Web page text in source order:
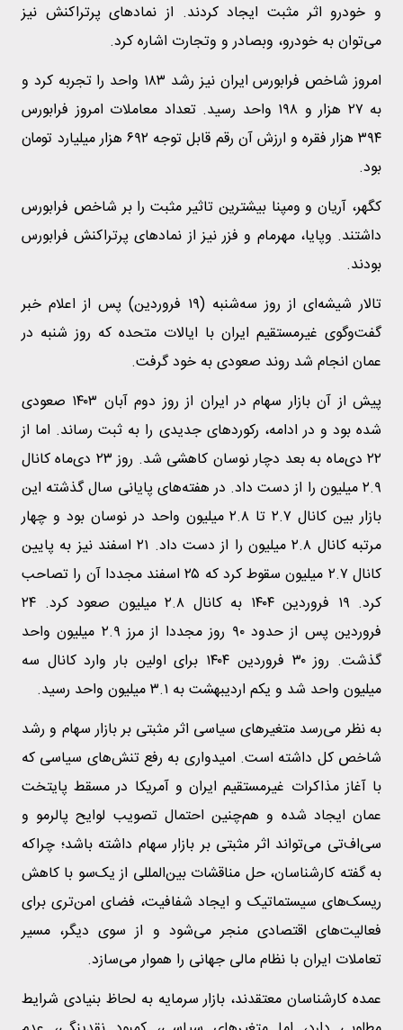
و خودرو اثر مثبت ایجاد کردند. از نمادهای پرتراکنش نیز
می‌توان به خودرو، وبصادر و وتجارت اشاره کرد.
امروز شاخص فرابورس ایران نیز رشد ۱۸۳ واحد را تجربه کرد و
به ۲۷ هزار و ۱۹۸ واحد رسید. تعداد معاملات امروز فرابورس
۳۹۴ هزار فقره و ارزش آن رقم قابل توجه ۶۹۲ هزار میلیارد تومان
بود.
کگهر، آریان و ومپنا بیشترین تاثیر مثبت را بر شاخص فرابورس
داشتند. وپایا، مهرمام و فزر نیز از نمادهای پرتراکنش فرابورس
بودند.
تالار شیشه‌ای از روز سه‌شنبه (۱۹ فروردین) پس از اعلام خبر
گفت‌وگوی غیرمستقیم ایران با ایالات متحده که روز شنبه در
عمان انجام شد روند صعودی به خود گرفت.
پیش از آن بازار سهام در ایران از روز دوم آبان ۱۴۰۳ صعودی
شده بود و در ادامه، رکوردهای جدیدی را به ثبت رساند. اما از
۲۲ دی‌ماه به بعد دچار نوسان کاهشی شد. روز ۲۳ دی‌ماه کانال
۲.۹ میلیون را از دست داد. در هفته‌های پایانی سال گذشته این
بازار بین کانال ۲.۷ تا ۲.۸ میلیون واحد در نوسان بود و چهار
مرتبه کانال ۲.۸ میلیون را از دست داد. ۲۱ اسفند نیز به پایین
کانال ۲.۷ میلیون سقوط کرد که ۲۵ اسفند مجددا آن را تصاحب
کرد. ۱۹ فروردین ۱۴۰۴ به کانال ۲.۸ میلیون صعود کرد. ۲۴
فروردین پس از حدود ۹۰ روز مجددا از مرز ۲.۹ میلیون واحد
گذشت. روز ۳۰ فروردین ۱۴۰۴ برای اولین بار وارد کانال سه
میلیون واحد شد و یکم اردیبهشت به ۳.۱ میلیون واحد رسید.
به نظر می‌رسد متغیرهای سیاسی اثر مثبتی بر بازار سهام و رشد
شاخص کل داشته است. امیدواری به رفع تنش‌های سیاسی که
با آغاز مذاکرات غیرمستقیم ایران و آمریکا در مسقط پایتخت
عمان ایجاد شده و هم‌چنین احتمال تصویب لوایح پالرمو و
سی‌اف‌تی می‌تواند اثر مثبتی بر بازار سهام داشته باشد؛ چراکه
به گفته کارشناسان، حل مناقشات بین‌المللی از یک‌سو با کاهش
ریسک‌های سیستماتیک و ایجاد شفافیت، فضای امن‌تری برای
فعالیت‌های اقتصادی منجر می‌شود و از سوی دیگر، مسیر
تعاملات ایران با نظام مالی جهانی را هموار می‌سازد.
عمده کارشناسان معتقدند، بازار سرمایه به لحاظ بنیادی شرایط